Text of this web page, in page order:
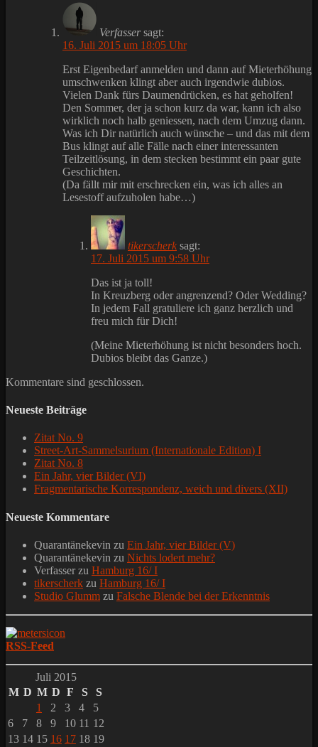
Verfasser sagt:
16. Juli 2015 um 18:05 Uhr
Erst Eigenbedarf anmelden und dann auf Mieterhöhung
umschwenken klingt aber auch irgendwie dubios.
Vielen Dank fürs Daumendrücken, es hat geholfen!
Den Sommer, der ja schon kurz da war, kann ich also
wirklich noch halb geniessen, nach dem Umzug dann.
Was ich Dir natürlich auch wünsche – und das mit dem
Bus klingt auf alle Fälle nach einer interessanten
Teilzeitlösung, in dem stecken bestimmt ein paar gute
Geschichten.
(Da fällt mir mit erschrecken ein, was ich alles an
Lesestoff aufzuholen habe…)
tikerscherk sagt:
17. Juli 2015 um 9:58 Uhr
Das ist ja toll!
In Kreuzberg oder angrenzend? Oder Wedding?
In jedem Fall gratuliere ich ganz herzlich und
freu mich für Dich!
(Meine Mieterhöhung ist nicht besonders hoch.
Dubios bleibt das Ganze.)
Kommentare sind geschlossen.
Neueste Beiträge
Zitat No. 9
Street-Art-Sammelsurium (Internationale Edition) I
Zitat No. 8
Ein Jahr, vier Bilder (VI)
Fragmentarische Korrespondenz, weich und divers (XII)
Neueste Kommentare
Quarantänekevin zu Ein Jahr, vier Bilder (V)
Quarantänekevin zu Nichts lodert mehr?
Verfasserzu Hamburg 16/ I
tikerscherk zu Hamburg 16/ I
Studio Glumm zu Falsche Blende bei der Erkenntnis
RSS-Feed
Juli 2015
M D M D F S
S
1
2 3 4
5
6
7 8 9 10 11 12
13 14 15 16 17 18 19